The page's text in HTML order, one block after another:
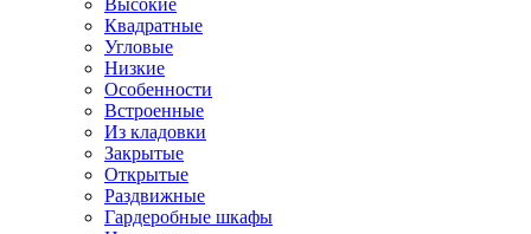
Высокие
Квадратные
Угловые
Низкие
Особенности
Встроенные
Из кладовки
Закрытые
Открытые
Раздвижные
Гардеробные шкафы